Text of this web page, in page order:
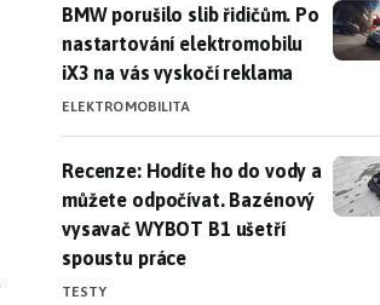
BMW porušilo slib řidičům. Po
BMW porušilo slib řidičům. Po
nastartování elektromobilu
iX3 na vás vyskočí reklama
ELEKTROMOBILITA
Recenze: Hodíte ho do vody a
Recenze: Hodíte ho do vody a
můžete odpočívat. Bazénový
vysavač WYBOT B1 ušetří
spoustu práce
TESTY